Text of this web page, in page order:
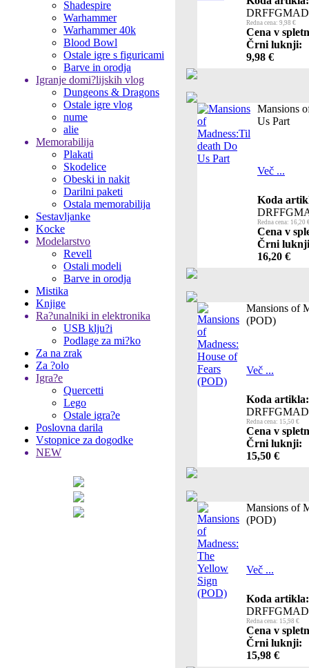
Shadespire
Warhammer
Warhammer 40k
Blood Bowl
Ostale igre s figuricami
Barve in orodja
Igranje domi?lijskih vlog
Dungeons & Dragons
Ostale igre vlog
nume
alie
Memorabilija
Plakati
Skodelice
Obeski in nakit
Darilni paketi
Ostala memorabilija
Sestavljanke
Kocke
Modelarstvo
Revell
Ostali modeli
Barve in orodja
Mistika
Knjige
Ra?unalniki in elektronika
USB klju?i
Podlage za mi?ko
Za na zrak
Za ?olo
Igra?e
Quercetti
Lego
Ostale igra?e
Poslovna darila
Vstopnice za dogodke
NEW
Redna cena: 9,98 €
Cena v
Črni luknji:
9,98 €
Mansions
Us Part
Več ...
Koda
Redna cena: 16,20
Cena v
Črni
16,20 €
Mansions of
(POD)
Več ...
Koda artikla:
Redna cena: 15,50 €
Cena v
Črni luknji:
15,50 €
Mansions of
(POD)
Več ...
Koda artikla:
Redna cena: 15,98 €
Cena v
Črni luknji:
15,98 €